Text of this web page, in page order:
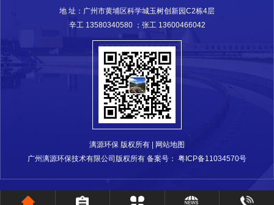
地 址：广州市黄埔区科学城玉树创新园C2栋4层
辛工 13580340580；张工 13600466042
漓源环保 版权所有 | 网站地图
广州漓源环保技术有限公司版权所有 备案号： 粤ICP备11034570号